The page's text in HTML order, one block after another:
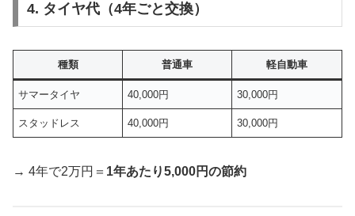
4. タイヤ代（4年ごと交換）
種類 普通車 軽自動車
サマータイヤ 40,000円 30,000円
スタッドレス 40,000円 30,000円
→ 4年で2万円＝ 1年あたり5,000円の節約